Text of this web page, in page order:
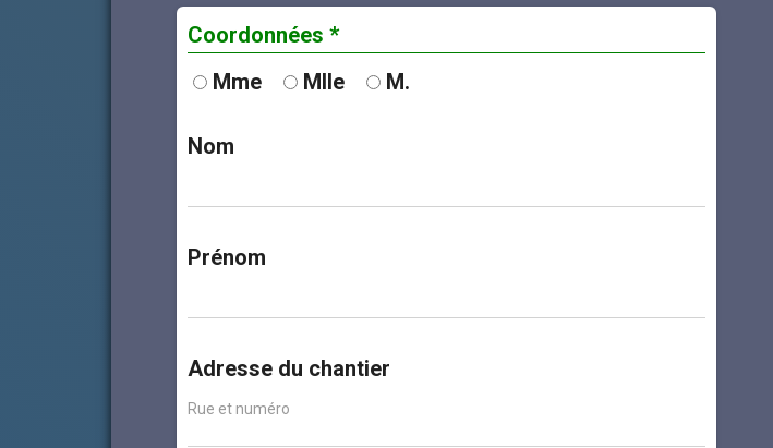
Coordonnées *
Mme
Mlle M.
Nom
Prénom
Adresse du chantier